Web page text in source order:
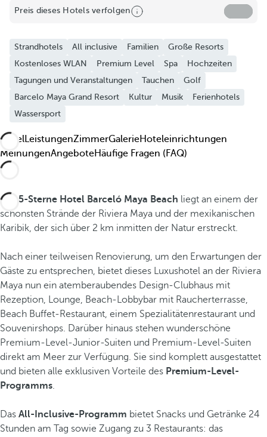
Preis dieses Hotels verfolgen
Strandhotels All inclusive Familien
Große Resorts
Kostenloses WLAN
Premium Level Spa
Hochzeiten
Tagungen und Veranstaltungen
Tauchen
Golf
Barcelo Maya Grand Resort
Kultur Musik
Ferienhotels
Wassersport
HotelLeistungenZimmerGalerieHoteleinrichtungen
MeinungenAngeboteHäufige Fragen (FAQ)
Das 5-Sterne Hotel Barceló Maya Beach liegt an einem der
schönsten Strände der Riviera Maya und der mexikanischen
Karibik, der sich über 2 km inmitten der Natur erstreckt.
Nach einer teilweisen Renovierung, um den Erwartungen der
Gäste zu entsprechen, bietet dieses Luxushotel an der Riviera
Maya nun ein atemberaubendes Design-Clubhaus mit
Rezeption, Lounge, Beach-Lobbybar mit Raucherterrasse,
Beach Buffet-Restaurant, einem Spezialitätenrestaurant und
Souvenirshops. Darüber hinaus stehen wunderschöne
Premium-Level-Junior-Suiten und Premium-Level-Suiten
direkt am Meer zur Verfügung. Sie sind komplett ausgestattet
und bieten alle exklusiven Vorteile des Premium-Level-
Programms.
Das All-Inclusive-Programm bietet Snacks und Getränke 24
Stunden am Tag sowie Zugang zu 3 Restaurants: das